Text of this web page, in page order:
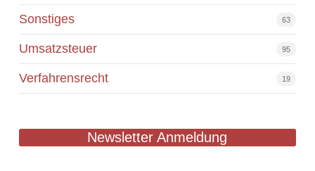
Sonstiges 63
Umsatzsteuer 95
Verfahrensrecht 19
Newsletter Anmeldung